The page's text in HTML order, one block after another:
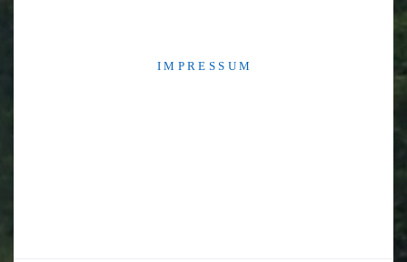
I M P R E S S U M